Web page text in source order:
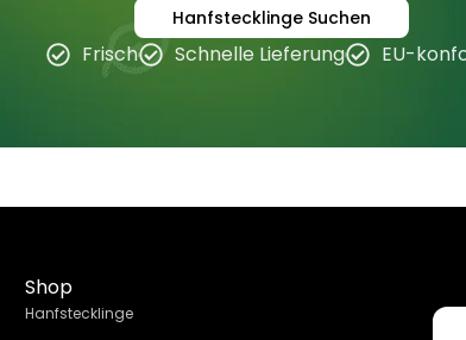
Hanfstecklinge Suchen
Frisch Schnelle Lieferung EU-
Shop
Hanfstecklinge